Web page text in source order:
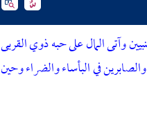
وآتى المال على حبه ذوي القربى
في البأساء والضراء وحين